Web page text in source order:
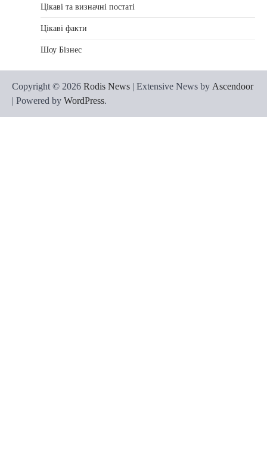
Цікаві та визначні постаті
Цікаві факти
Шоу Бізнес
Copyright © 2026 Rodis News | Extensive News by Ascendoor
| Powered by WordPress.